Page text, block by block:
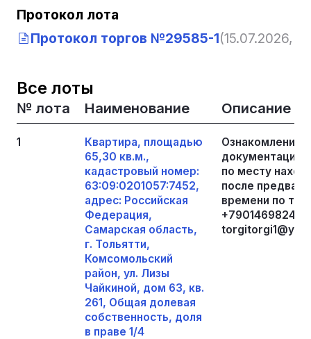
Протокол лота
Протокол торгов №29585-1(15.07.2026,
Все лоты
№ лота Наименование Описание
1
Квартира, площадью
65,30 кв.м.,
кадастровый номер:
63:09:0201057:7452,
адрес: Российская
Федерация,
Самарская область,
г. Тольятти,
Комсомольский
район, ул. Лизы
Чайкиной, дом 63, кв.
261, Общая долевая
собственность, доля
в праве 1/4
Ознакомление
по месту
после
времени по
+79014698244